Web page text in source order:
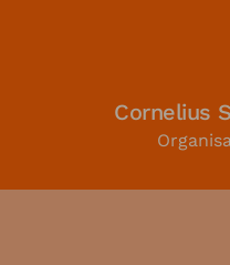
Cornelius